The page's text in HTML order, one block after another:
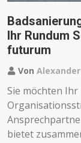
Ihr Rundum
futurum
Von
Sie möchten
bietet